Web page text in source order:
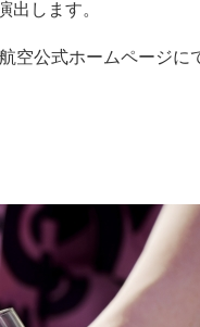
出します。
空公式ホームページに